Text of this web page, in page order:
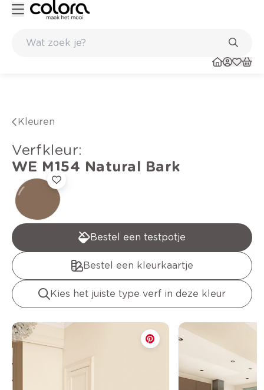
Kleuren
verfkleur:
WE M154 Natural Bark
Bestel een testpotje
Bestel een kleurkaartje
Kies het juiste type verf in deze kleur